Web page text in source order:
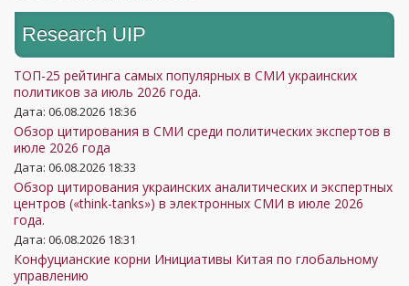
Research UIP
ТОП-25 рейтинга самых популярных в СМИ украинских
политиков за июль 2026 года.
Дата: 06.08.2026 18:36
Обзор цитирования в СМИ среди политических экспертов в
июле 2026 года
Дата: 06.08.2026 18:33
Обзор цитирования украинских аналитических и экспертных
центров («think-tanks») в электронных СМИ в июле 2026
года.
Дата: 06.08.2026 18:31
Конфуцианские корни Инициативы Китая по глобальному
управлению